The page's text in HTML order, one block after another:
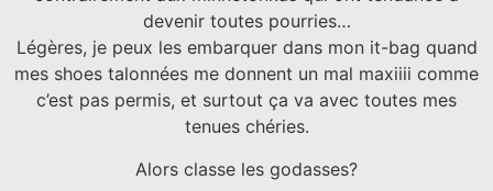
devenir toutes pourries…
Légères, je peux les embarquer dans mon it-bag quand
mes shoes talonnées me donnent un mal maxiiii comme
c’est pas permis, et surtout ça va avec toutes mes
tenues chéries.
Alors classe les godasses?